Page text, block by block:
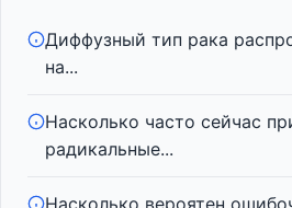
Диффузный тип рака
на...
Насколько часто сейчас
радикальные...
Насколько вероятен